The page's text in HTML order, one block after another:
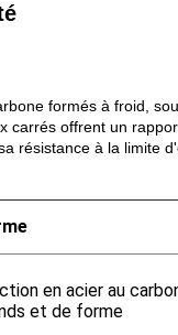
formés à froid,
carrés offrent un
résistance à la limite
en acier au
et de forme